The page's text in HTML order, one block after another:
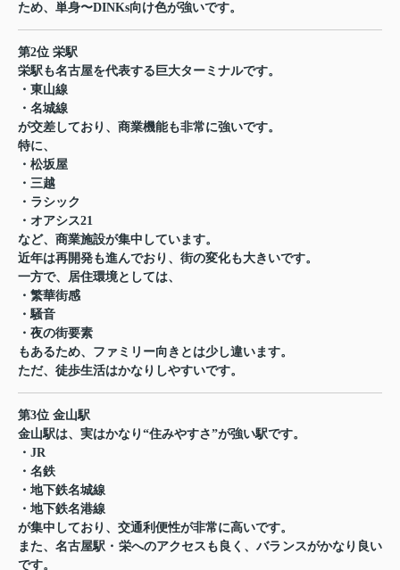
ため、単身〜DINKs向け色が強いです。
第2位 栄駅
栄駅も名古屋を代表する巨大ターミナルです。
・東山線
・名城線
が交差しており、商業機能も非常に強いです。
特に、
・松坂屋
・三越
・ラシック
・オアシス21
など、商業施設が集中しています。
近年は再開発も進んでおり、街の変化も大きいです。
一方で、居住環境としては、
・繁華街感
・騒音
・夜の街要素
もあるため、ファミリー向きとは少し違います。
ただ、徒歩生活はかなりしやすいです。
第3位 金山駅
金山駅は、実はかなり“住みやすさ”が強い駅です。
・JR
・名鉄
・地下鉄名城線
・地下鉄名港線
が集中しており、交通利便性が非常に高いです。
また、名古屋駅・栄へのアクセスも良く、バランスがかなり良い
です。